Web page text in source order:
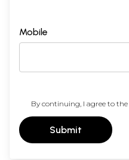
Mobile
By continuing, I agree to the
Submit